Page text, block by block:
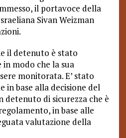
il portavoce della
Sivan Weizman
il detenuto è stato
modo che la sua
monitorata. E’ stato
in base alla decisione del
detenuto di sicurezza che è
in base alle
valutazione della